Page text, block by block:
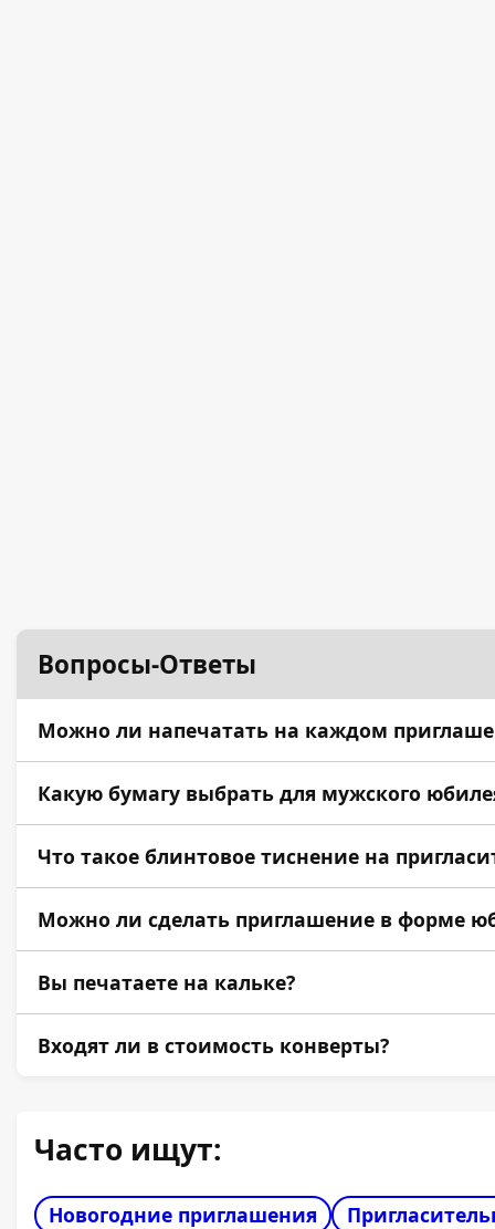
Вопросы-Ответы
Можно ли напечатать на каждом
Да, эта технология называется печать
Какую бумагу выбрать для мужского
Мы рекомендуем темные дизайнерские
Что такое блинтовое тиснение на
Это процесс формирования вдавленного
Можно ли сделать приглашение в форме
Да, с помощью плоттерной резки (для малых
Вы печатаете на кальке?
Да, дизайнерская калька — хит премиальной
Входят ли в стоимость конверты?
Часто ищут:
Новогодние приглашения